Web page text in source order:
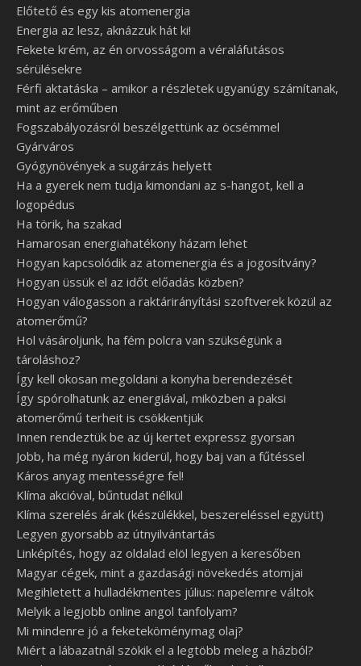
Előtető és egy kis atomenergia
Energia az lesz, aknázzuk hát ki!
Fekete krém, az én orvosságom a véraláfutásos
sérülésekre
Férfi aktatáska – amikor a részletek ugyanúgy számítanak,
mint az erőműben
Fogszabályozásról beszélgettünk az öcsémmel
Gyárváros
Gyógynövények a sugárzás helyett
Ha a gyerek nem tudja kimondani az s-hangot, kell a
logopédus
Ha törik, ha szakad
Hamarosan energiahatékony házam lehet
Hogyan kapcsolódik az atomenergia és a jogosítvány?
Hogyan üssük el az időt előadás közben?
Hogyan válogasson a raktárirányítási szoftverek közül az
atomerőmű?
Hol vásároljunk, ha fém polcra van szükségünk a
tároláshoz?
Így kell okosan megoldani a konyha berendezését
Így spórolhatunk az energiával, miközben a paksi
atomerőmű terheit is csökkentjük
Innen rendeztük be az új kertet expressz gyorsan
Jobb, ha még nyáron kiderül, hogy baj van a fűtéssel
Káros anyag mentességre fel!
Klíma akcióval, bűntudat nélkül
Klíma szerelés árak (készülékkel, beszereléssel együtt)
Legyen gyorsabb az útnyilvántartás
Linképítés, hogy az oldalad elöl legyen a keresőben
Magyar cégek, mint a gazdasági növekedés atomjai
Megihletett a hulladékmentes július: napelemre váltok
Melyik a legjobb online angol tanfolyam?
Mi mindenre jó a feketeköménymag olaj?
Miért a lábazatnál szökik el a legtöbb meleg a házból?